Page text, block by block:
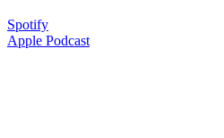
Spotify
Apple Podcast